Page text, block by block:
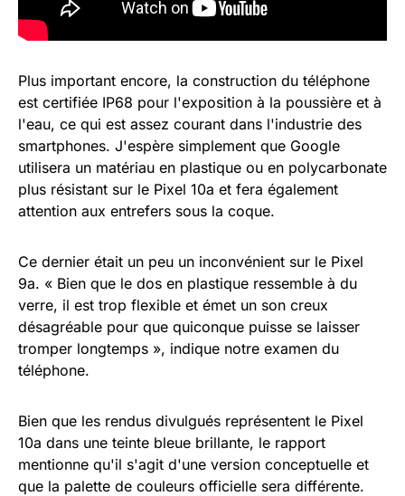
Plus important encore, la construction du téléphone
est certifiée IP68 pour l'exposition à la poussière et à
l'eau, ce qui est assez courant dans l'industrie des
smartphones. J'espère simplement que Google
utilisera un matériau en plastique ou en polycarbonate
plus résistant sur le Pixel 10a et fera également
attention aux entrefers sous la coque.
Ce dernier était un peu un inconvénient sur le Pixel
9a. « Bien que le dos en plastique ressemble à du
verre, il est trop flexible et émet un son creux
désagréable pour que quiconque puisse se laisser
tromper longtemps », indique notre examen du
téléphone.
Bien que les rendus divulgués représentent le Pixel
10a dans une teinte bleue brillante, le rapport
mentionne qu'il s'agit d'une version conceptuelle et
que la palette de couleurs officielle sera différente.